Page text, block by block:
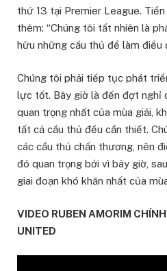
thứ 13 tại Premier League.
thêm: “Chúng tôi tất nhiên là
hữu những cầu thủ để làm điều
Chúng tôi phải tiếp tục phát
lực tốt. Bây giờ là đến đợt nghỉ
quan trọng nhất của mùa giải,
tất cả cầu thủ đều cần thiết.
các cầu thủ chấn thương, nên
đó quan trọng bởi vì bây giờ,
giai đoạn khó khăn nhất của
VIDEO RUBEN AMORIM
UNITED